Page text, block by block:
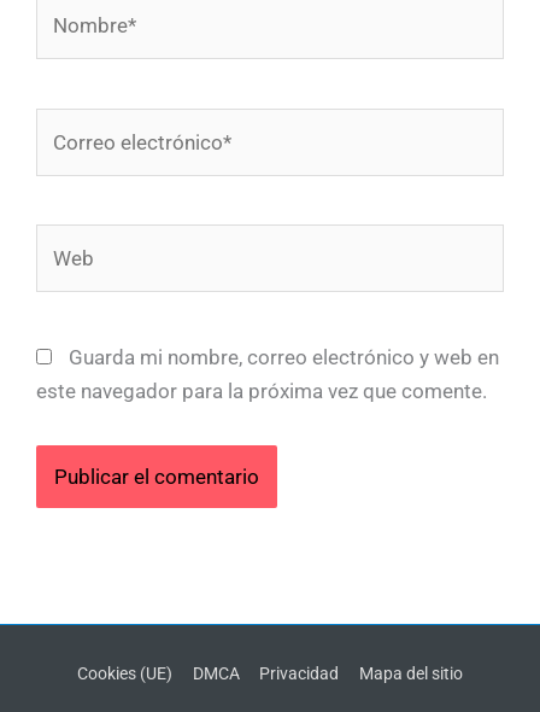
electrónico*
Guarda mi nombre, correo electrónico y web en
este navegador para la próxima vez que comente.
Cookies (UE) DMCA Privacidad Mapa del sitio